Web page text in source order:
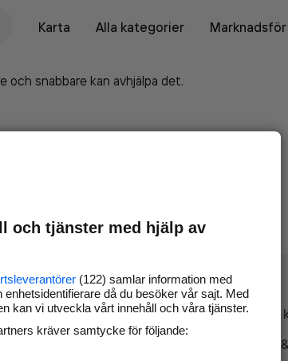
Karta
Alla kategorier
snabbare kan avhjälpa det.
Marknadsför företaget på
API
och tjänster med hjälp av
(122) samlar information med
enhetsidentifierare då du besöker vår sajt. Med
kan vi utveckla vårt innehåll och våra tjänster.
kräver samtycke för följande: